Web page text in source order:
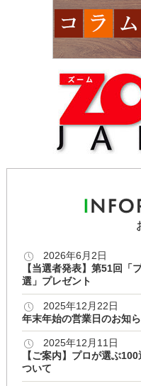
2026年6月2日
【当選者発表】第51回「
選」プレゼント
2025年12月22日
年末年始の営業日のお知
2025年12月11日
【ご案内】プロが選ぶ
ついて